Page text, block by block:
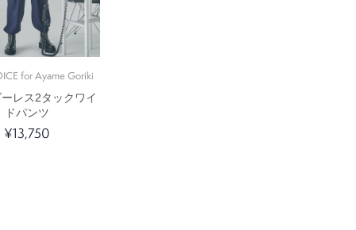
for Ayame Goriki
レス2タックワイ
ドパンツ
¥13,750